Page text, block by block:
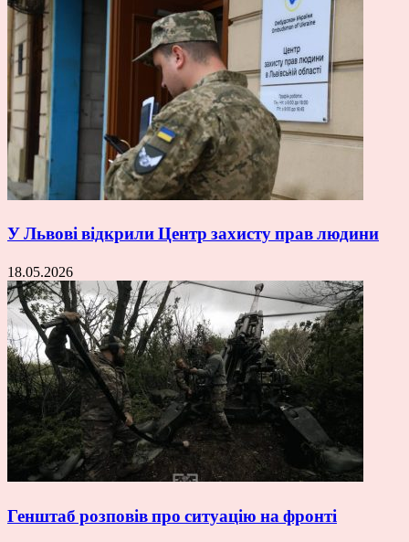
У Львові відкрили Центр захисту прав людини
18.05.2026
Генштаб розповів про ситуацію на фронті